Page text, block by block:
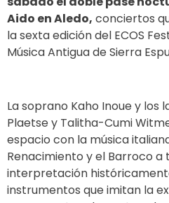
Aido en Aledo, conciertos
la sexta edición del ECOS
Música Antigua de Sierra
La soprano Kaho Inoue y los
Plaetse y Talitha-Cumi
espacio con la música
Renacimiento y el Barroco a
interpretación
instrumentos que imitan la